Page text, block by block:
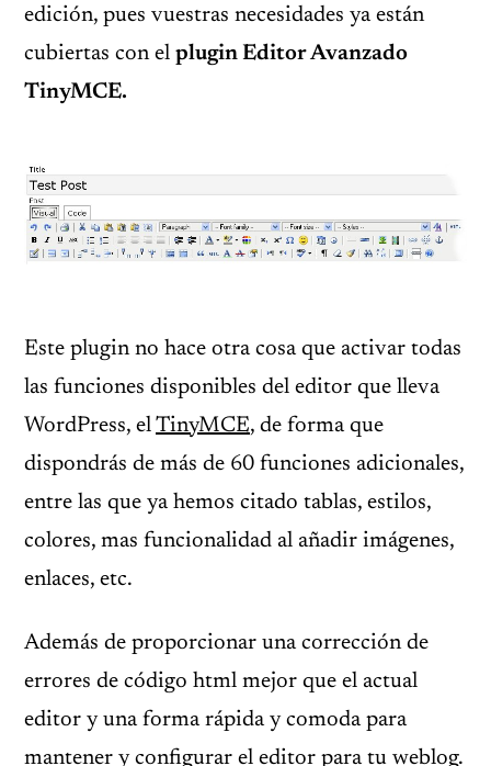
edición, pues vuestras necesidades ya están
cubiertas con el plugin Editor Avanzado
TinyMCE.
Este plugin no hace otra cosa que activar todas
las funciones disponibles del editor que lleva
WordPress, el TinyMCE, de forma que
dispondrás de más de 60 funciones adicionales,
entre las que ya hemos citado tablas, estilos,
colores, mas funcionalidad al añadir imágenes,
enlaces, etc.
Además de proporcionar una corrección de
errores de código html mejor que el actual
editor y una forma rápida y comoda para
mantener y configurar el editor para tu weblog.